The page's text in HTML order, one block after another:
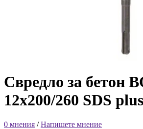
Свредло за бетон
12x200/260 SDS
0 мнения /Напишете мнение